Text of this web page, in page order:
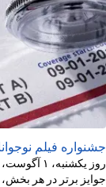
جشنواره فیلم
روز
جوایز برتر در هر